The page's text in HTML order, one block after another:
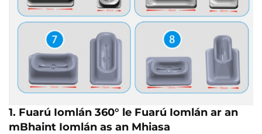
1. Fuarú Iomlán 360° le Fuarú Iomlán ar an
mBhaint Iomlán as an Mhiasa